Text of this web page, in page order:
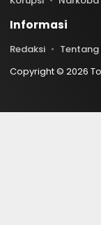
Informasi
Redaksi Tentang
Copyright © 2026